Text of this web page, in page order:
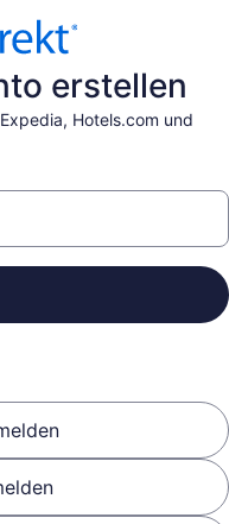
erstellen
Hotels.com und